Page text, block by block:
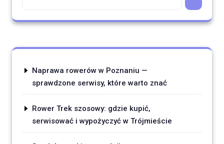
Naprawa rowerów w Poznaniu —
sprawdzone serwisy, które warto znać
Rower Trek szosowy: gdzie kupić,
serwisować i wypożyczyć w Trójmieście